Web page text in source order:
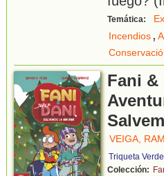
Temática:
Incendios,
Fani
VEIGA,
Triqueta Verde
Colección: